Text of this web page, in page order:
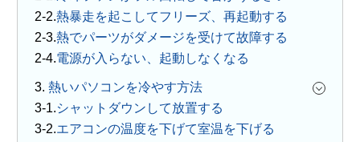
熱暴走を起こしてフリーズ、再起動する
熱でパーツがダメージを受けて故障する
電源が入らない、起動しなくなる
3. 熱いパソコンを冷やす方法
シャットダウンして放置する
エアコンの温度を下げて室温を下げる